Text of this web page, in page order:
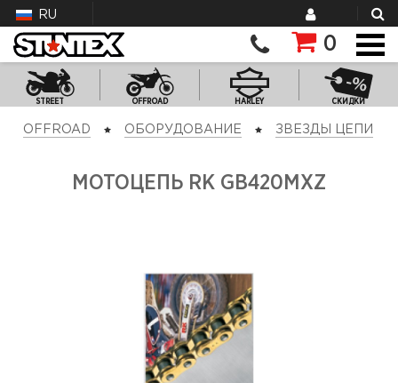
RU
0
STREET OFFROAD HARLEY СКИДКИ
OFFROAD ОБОРУДОВАНИЕ ЗВЕЗДЫ ЦЕПИ
МОТОЦЕПЬ RK GB420MXZ